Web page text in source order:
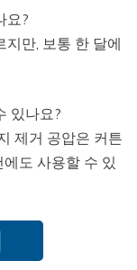
요?
만, 보통 한 달에
있나요?
제거 공압은 커튼
도 사용할 수 있